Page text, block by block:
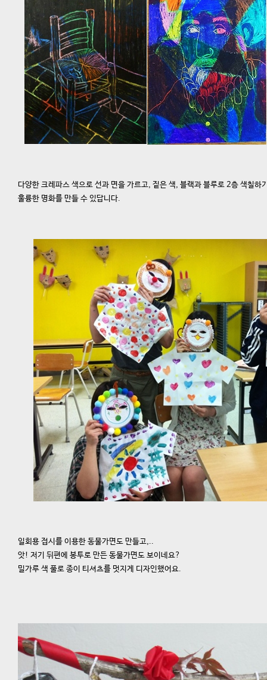
다양한 크레파스 색으로 선과 면을 가르고, 짙은 색, 블랙과 블루로 2층 색칠하
훌륭한 명화를 만들 수 있답니다.
일회용 접시를 이용한 동물가면도 만들고,..
앗! 저기 뒤편에 봉투로 만든 동물가면도 보이네요?
밀가루 색 풀로 종이 티셔츠를 멋지게 디자인했어요.